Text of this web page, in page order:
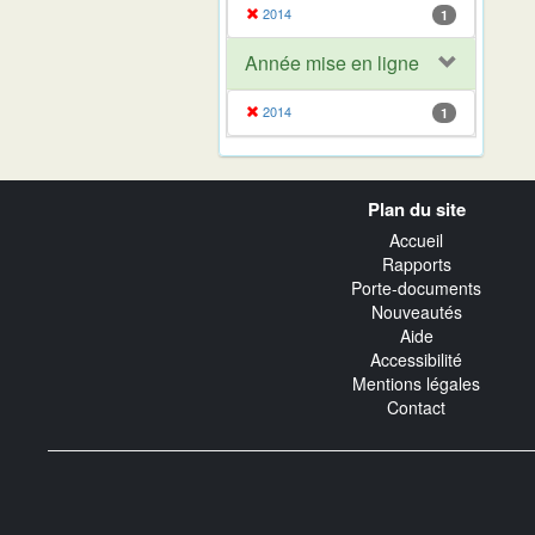
2014 1
Année mise en ligne
2014 1
Plan du site
Accueil
Rapports
Porte-documents
Nouveautés
Aide
Accessibilité
Mentions légales
Contact